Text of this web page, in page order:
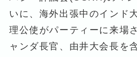
いに、海外出張中のインド
理公使がパーティーに来場
ャンダ長官、由井大会長を